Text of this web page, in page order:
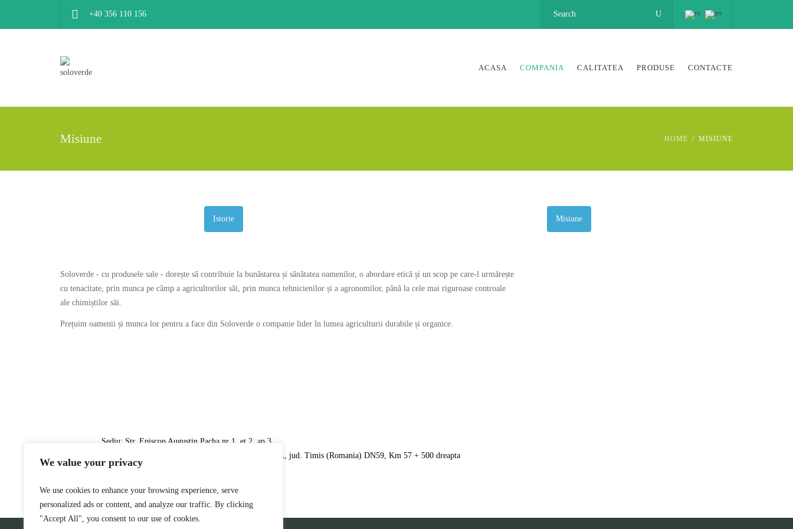
We value your privacy
We use cookies to enhance your browsing experience, serve
personalized ads or content, and analyze our traffic. By clicking
"Accept All", you consent to our use of cookies.
+40 356 110 156
ACASA COMPANIA CALITATEA PRODUSE CONTACTE
Misiune HOME MISIUNE
Istorie Misiune
Soloverde - cu produsele sale - dorește să contribuie la bunăstarea și sănătatea oamenilor, o abordare etică și un scop pe care-l urmărește
cu tenacitate, prin munca pe câmp a agricultorilor săi, prin munca tehnicienilor și a agronomilor, până la cele mai riguroase controale
ale chimiștilor săi.
Prețuim oamenii și munca lor pentru a face din Soloverde o companie lider în lumea agriculturii durabile și organice.
Sediu: Str. Episcop Augustin Pacha nr 1, et.2, ap.3
Fabrica: 307283 Stamora Germana, com. MORAVITA, jud. Timis (Romania) DN59, Km 57 + 500 dreapta
tel: 0040 356 110 15